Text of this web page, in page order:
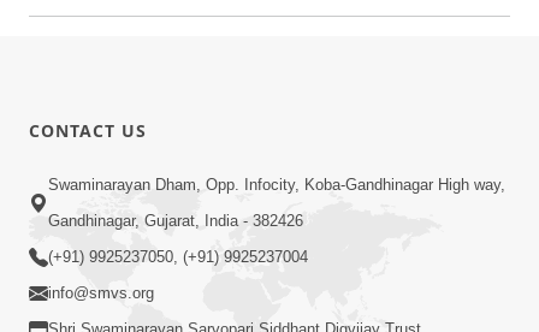
CONTACT US
Swaminarayan Dham, Opp. Infocity, Koba-Gandhinagar High way,
Gandhinagar, Gujarat, India - 382426
(+91) 9925237050, (+91) 9925237004
info@smvs.org